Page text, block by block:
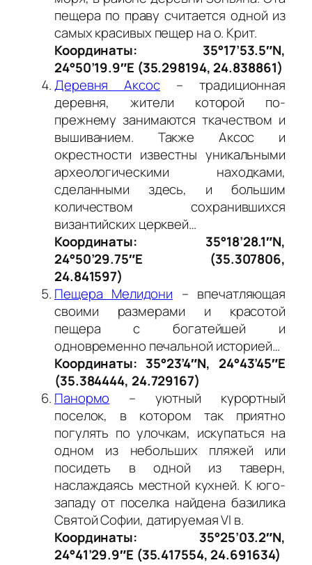
пещера по праву считается одной из
самых красивых пещер на о. Крит.
Координаты: 35°17’53.5″N,
24°50’19.9″E (35.298194, 24.838861)
Деревня Аксос– традиционная
деревня, жители которой по-
прежнему занимаются ткачеством и
вышиванием. Также Аксос и
окрестности известны уникальными
археологическими находками,
сделанными здесь, и большим
количеством сохранившихся
византийских церквей…
Координаты: 35°18’28.1″N,
24°50’29.75″E (35.307806,
24.841597)
Пещера Мелидони – впечатляющая
своими размерами и красотой
пещера с богатейшей и
одновременно печальной историей…
Координаты: 35°23’4″N, 24°43’45″E
(35.384444, 24.729167)
Панормо – уютный курортный
поселок, в котором так приятно
погулять по улочкам, искупаться на
одном из небольших пляжей или
посидеть в одной из таверн,
наслаждаясь местной кухней. К юго-
западу от поселка найдена базилика
Святой Софии, датируемая VI в.
Координаты: 35°25’03.2″N,
24°41’29.9″E (35.417554, 24.691634)